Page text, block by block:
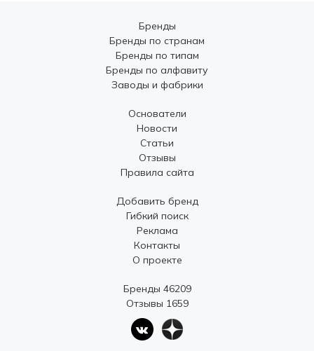
Бренды
Бренды по странам
Бренды по типам
Бренды по алфавиту
Заводы и фабрики
Основатели
Новости
Статьи
Отзывы
Правила сайта
Добавить бренд
Гибкий поиск
Реклама
Контакты
О проекте
Бренды 46209
Отзывы 1659